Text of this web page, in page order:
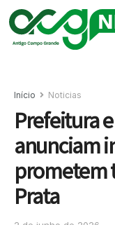
Início Noticias
Prefeitura
anunciam
prometem
Prata